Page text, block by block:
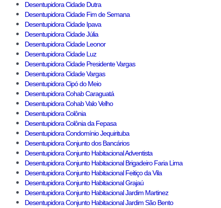
Desentupidora Cidade Dutra
Desentupidora Cidade Fim de Semana
Desentupidora Cidade Ipava
Desentupidora Cidade Júlia
Desentupidora Cidade Leonor
Desentupidora Cidade Luz
Desentupidora Cidade Presidente Vargas
Desentupidora Cidade Vargas
Desentupidora Cipó do Meio
Desentupidora Cohab Caraguatá
Desentupidora Cohab Valo Velho
Desentupidora Colônia
Desentupidora Colônia da Fepasa
Desentupidora Condomínio Jequirituba
Desentupidora Conjunto dos Bancários
Desentupidora Conjunto Habitacional Adventista
Desentupidora Conjunto Habitacional Brigadeiro Faria Lima
Desentupidora Conjunto Habitacional Feitiço da Vila
Desentupidora Conjunto Habitacional Grajaú
Desentupidora Conjunto Habitacional Jardim Martinez
Desentupidora Conjunto Habitacional Jardim São Bento